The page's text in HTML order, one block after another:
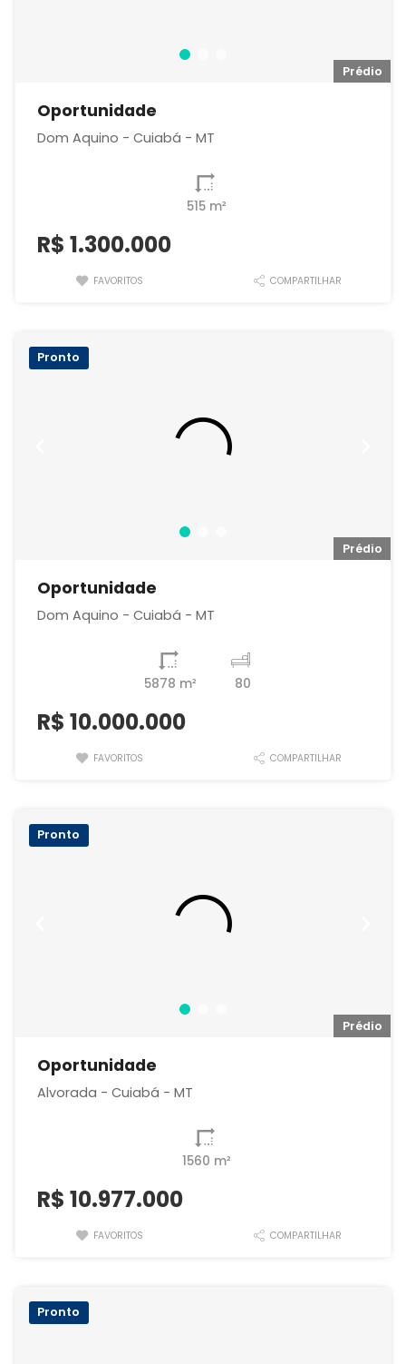
Prédio
Oportunidade
Dom Aquino - Cuiabá - MT
515 m²
R$ 1.300.000
FAVORITOS COMPARTILHAR
Prédio
Pronto
Oportunidade
Dom Aquino - Cuiabá - MT
5878 m² 80
R$ 10.000.000
FAVORITOS COMPARTILHAR
Prédio
Pronto
Oportunidade
Alvorada - Cuiabá - MT
1560 m²
R$ 10.977.000
FAVORITOS COMPARTILHAR
Pronto